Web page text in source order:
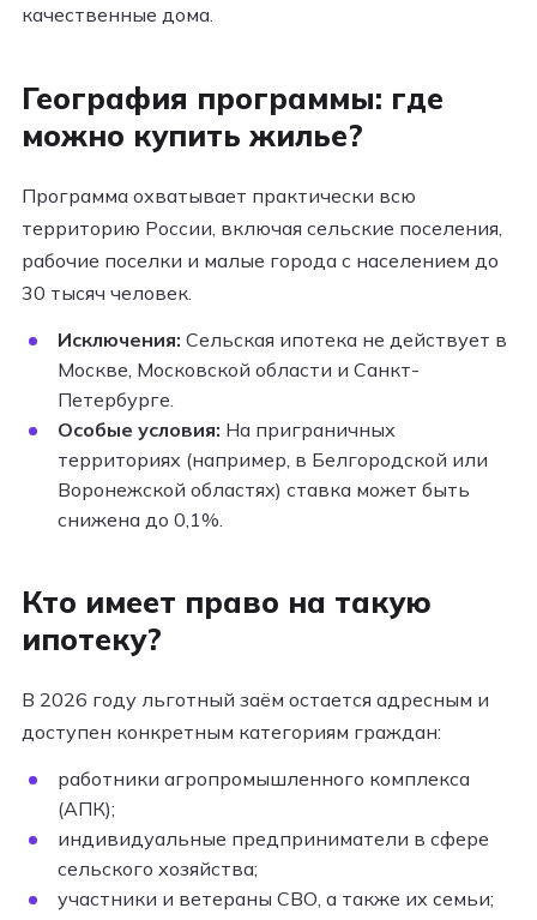
качественные дома.
География программы: где
можно купить жилье?
Программа охватывает практически всю
территорию России, включая сельские поселения,
рабочие поселки и малые города с населением до
30 тысяч человек.
Исключения: Сельская ипотека не действует в
Москве, Московской области и Санкт-
Петербурге.
Особые условия: На приграничных
территориях (например, в Белгородской или
Воронежской областях) ставка может быть
снижена до 0,1%.
Кто имеет право на такую
ипотеку?
В 2026 году льготный заём остается адресным и
доступен конкретным категориям граждан:
работники агропромышленного комплекса
(АПК);
индивидуальные предприниматели в сфере
сельского хозяйства;
участники и ветераны СВО, а также их семьи;